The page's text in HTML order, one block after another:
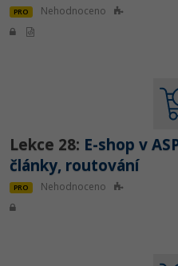
PRO Nehodnoceno
Lekce 28: E-shop v
články, routování
PRO Nehodnoceno